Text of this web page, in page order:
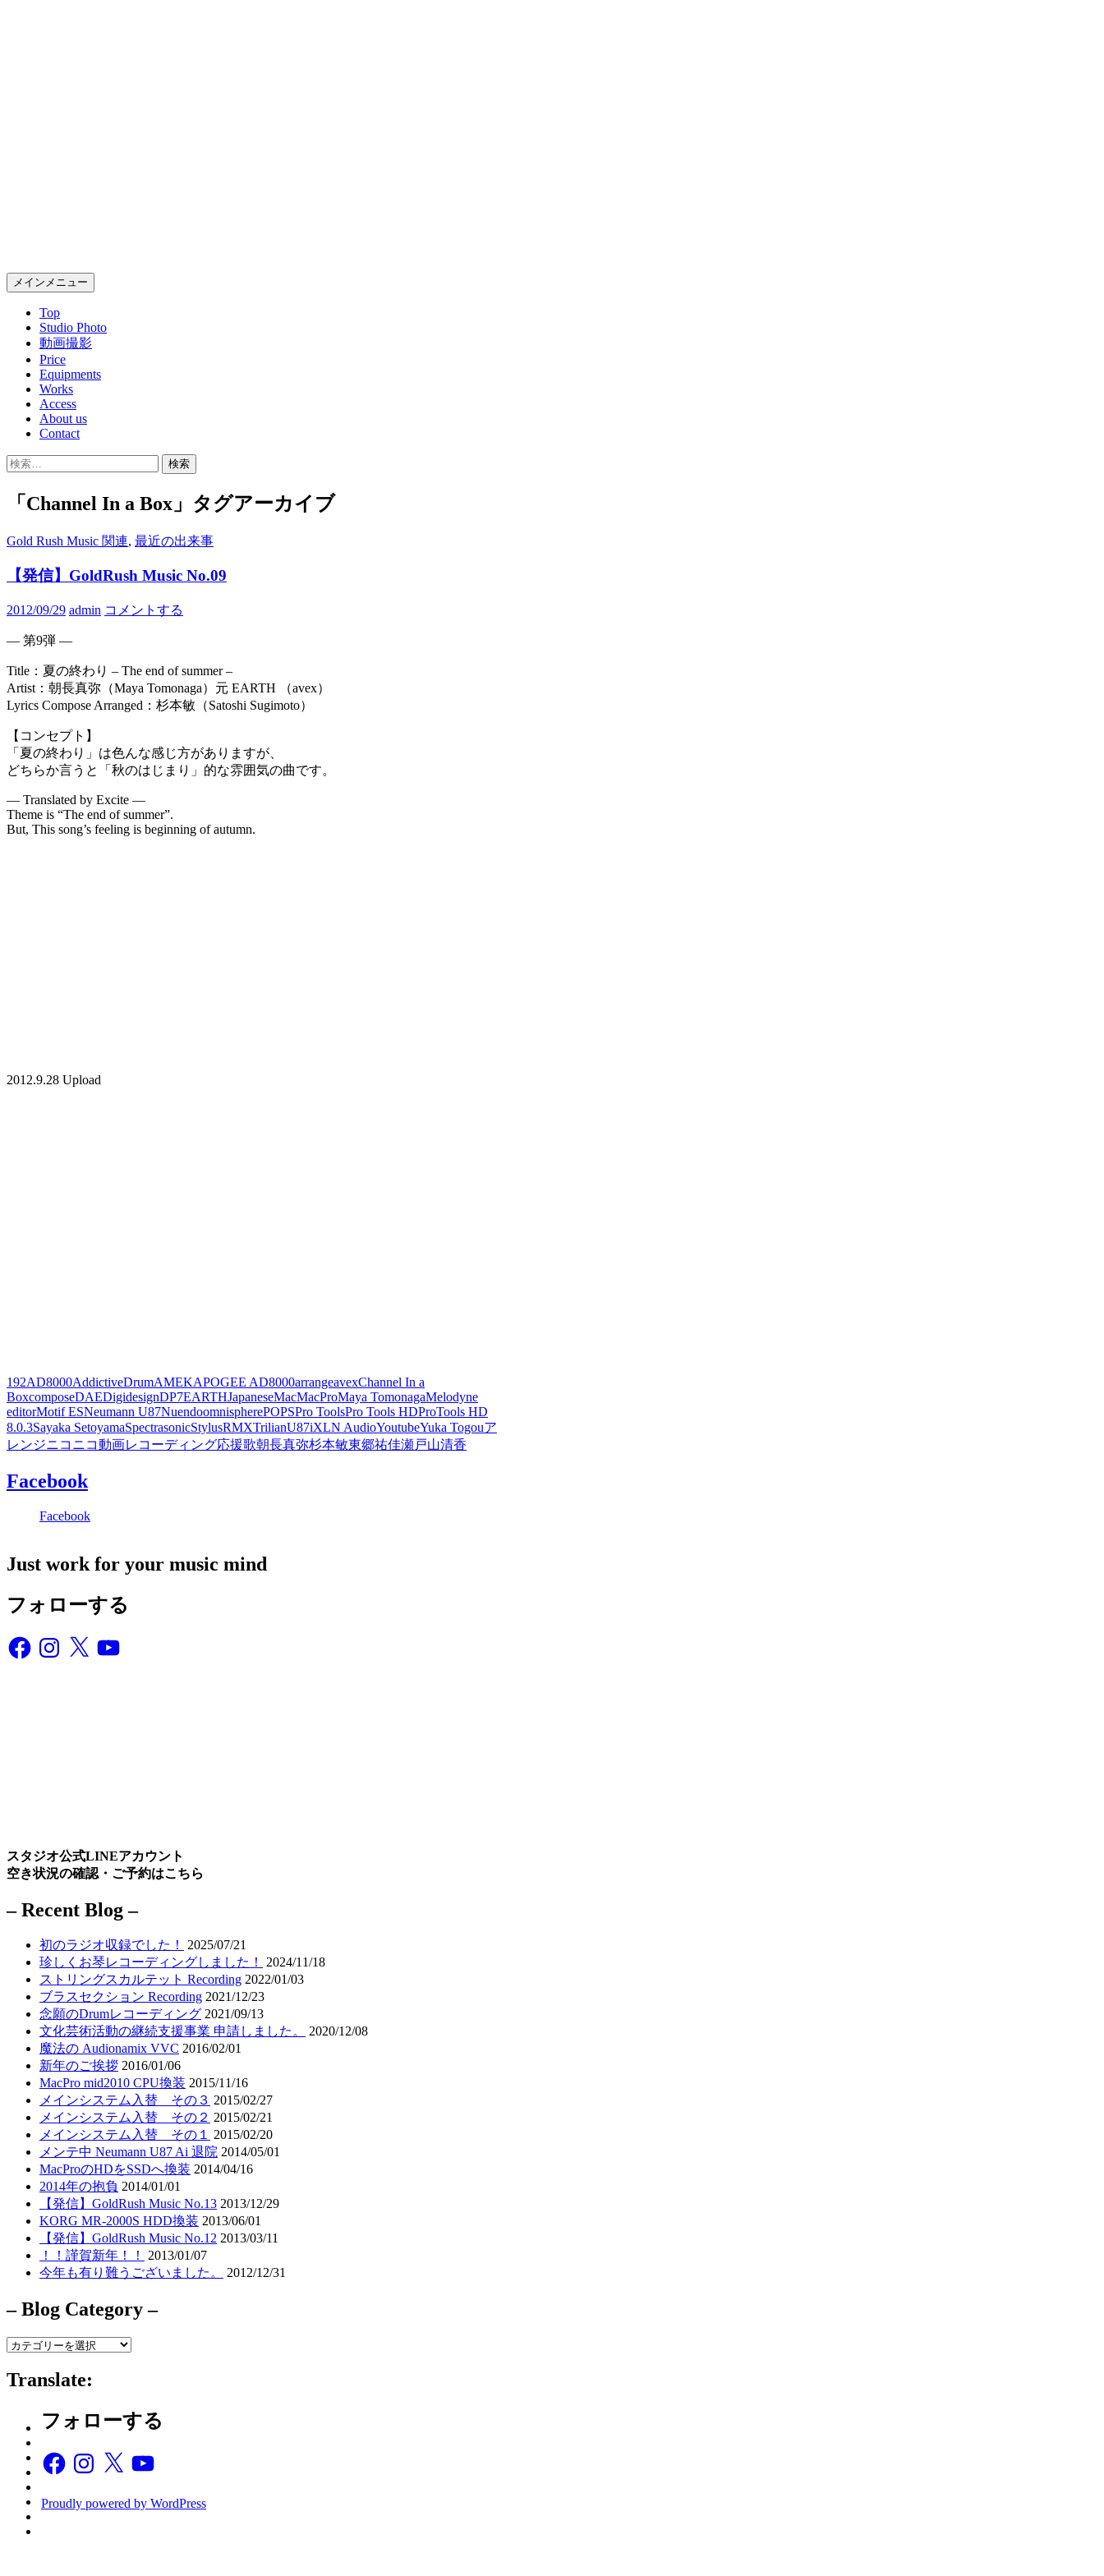
検
索
メインメニュー
Top
Studio Photo
動画撮影
Price
Equipments
Works
Access
About us
Contact
検
「Channel In a Box」タグアーカイブ
Gold Rush Music 関連, 最近の出来事
【発信】GoldRush Music No.09
2012/09/29 admin コメントする
— 第9弾 —
Title：夏の終わり – The end of summer –
Artist：朝長真弥（Maya Tomonaga）元 EARTH （avex）
Lyrics Compose Arranged：杉本敏（Satoshi Sugimoto）
【コンセプト】
「夏の終わり」は色んな感じ方がありますが、
どちらか言うと「秋のはじまり」的な雰囲気の曲です。
— Translated by Excite —
Theme is “The end of summer”.
But, This song’s feeling is beginning of autumn.
2012.9.28 Upload
192AD8000AddictiveDrumAMEKAPOGEE AD8000arrangeavexChannel In a
BoxcomposeDAEDigidesignDP7EARTHJapaneseMacMacProMaya TomonagaMelodyne
editorMotif ESNeumann U87NuendoomnispherePOPSPro ToolsPro Tools HDProTools HD
8.0.3Sayaka SetoyamaSpectrasonicStylusRMXTrilianU87iXLN AudioYoutubeYuka Togouア
レンジニコニコ動画レコーディング応援歌朝長真弥杉本敏東郷祐佳瀬戸山清香
Facebook
Facebook
Just work for your music mind
フォローする
FacebookInstagram
X YouTube
スタジオ公式LINEアカウント
空き状況の確認・ご予約はこちら
– Recent Blog –
初のラジオ収録でした！
2025/07/21
珍しくお琴レコーディングしました！
2024/11/18
ストリングスカルテット Recording 2022/01/03
ブラスセクション Recording 2021/12/23
念願のDrumレコーディング 2021/09/13
文化芸術活動の継続支援事業 申請しました。
2020/12/08
魔法の Audionamix VVC 2016/02/01
新年のご挨拶 2016/01/06
MacPro mid2010 CPU換装 2015/11/16
メインシステム入替 その３ 2015/02/27
メインシステム入替 その２ 2015/02/21
メインシステム入替 その１ 2015/02/20
メンテ中 Neumann U87 Ai 退院 2014/05/01
MacProのHDをSSDへ換装 2014/04/16
2014年の抱負 2014/01/01
【発信】GoldRush Music No.13 2013/12/29
KORG MR-2000S HDD換装 2013/06/01
【発信】GoldRush Music No.12 2013/03/11
！！謹賀新年！！
2013/01/07
今年も有り難うございました。
2012/12/31
– Blog Category –
–
Category
–
Translate:
フォローする
FacebookInstagram
X YouTube
Proudly powered by WordPress